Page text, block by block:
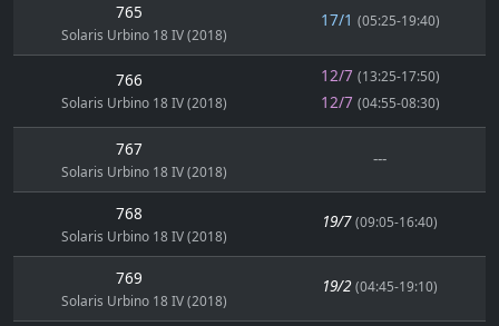
765
Solaris Urbino 18 IV (2018)
17/1 (05:25-19:40)
766
Solaris Urbino 18 IV (2018)
12/7 (13:25-17:50)
12/7 (04:55-08:30)
767
Solaris Urbino 18 IV (2018)
---
768
Solaris Urbino 18 IV (2018)
19/7 (09:05-16:40)
769
Solaris Urbino 18 IV (2018)
19/2 (04:45-19:10)